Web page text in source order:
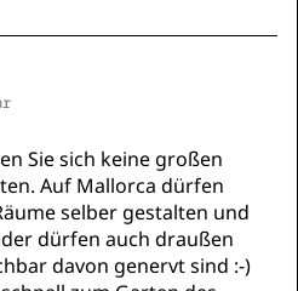
Sie sich keine großen
Auf Mallorca dürfen
selber gestalten und
dürfen auch draußen
davon genervt sind :-)